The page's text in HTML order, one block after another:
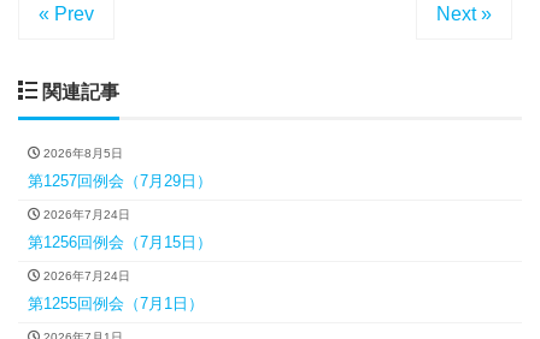
« Prev Next »
関連記事
2026年8月5日
第1257回例会（7月29日）
2026年7月24日
第1256回例会（7月15日）
2026年7月24日
第1255回例会（7月1日）